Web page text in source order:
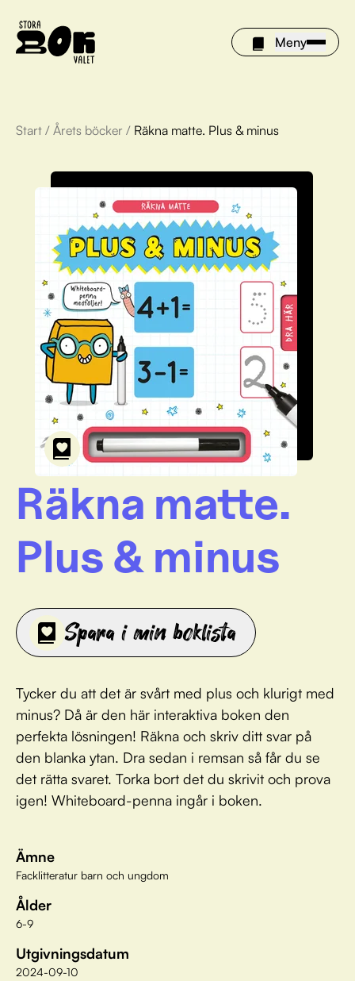
Meny
Årets böcker
Om Stora bokvalet
Olivia tipsar
Vinnare
FAQ
För bibliotek
Start / Årets böcker / Räkna matte. Plus & minus
Räkna matte.
Plus & minus
Spara i min boklista
Tycker du att det är svårt med plus och klurigt med
minus? Då är den här interaktiva boken den
perfekta lösningen! Räkna och skriv ditt svar på
den blanka ytan. Dra sedan i remsan så får du se
det rätta svaret. Torka bort det du skrivit och prova
igen! Whiteboard-penna ingår i boken.
Ämne
Facklitteratur barn och ungdom
Ålder
6-9
Utgivningsdatum
2024-09-10